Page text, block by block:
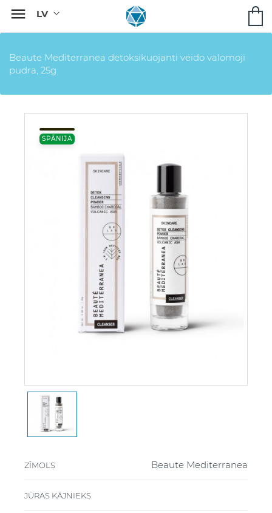

Beaute Mediterranea detoksikuojanti veido valomoji
pudra, 25g
SPĀNIJA
ZĪMOLS Beaute Mediterranea
JŪRAS KĀJNIEKS